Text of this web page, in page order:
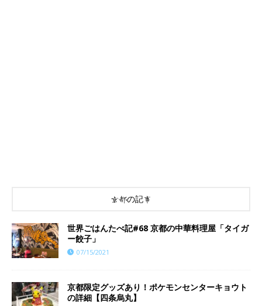
京都の記事
世界ごはんたべ記#68 京都の中華料理屋「タイガ
ー餃子」
07/15/2021
京都限定グッズあり！ポケモンセンターキョウト
の詳細【四条烏丸】